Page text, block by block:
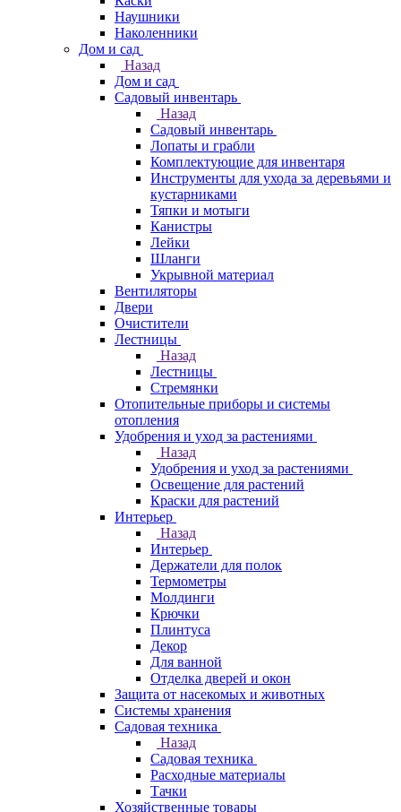
Наушники
Наколенники
Дом и сад
Назад
Дом и сад
Садовый инвентарь
Назад
Садовый инвентарь
Лопаты и грабли
Комплектующие для инвентаря
Инструменты для ухода за деревьями и
кустарниками
Тяпки и мотыги
Канистры
Лейки
Шланги
Укрывной материал
Вентиляторы
Двери
Очистители
Лестницы
Назад
Лестницы
Стремянки
Отопительные приборы и системы
отопления
Удобрения и уход за растениями
Назад
Удобрения и уход за растениями
Освещение для растений
Краски для растений
Интерьер
Назад
Интерьер
Держатели для полок
Термометры
Молдинги
Крючки
Плинтуса
Декор
Для ванной
Отделка дверей и окон
Защита от насекомых и животных
Системы хранения
Садовая техника
Назад
Садовая техника
Расходные материалы
Тачки
Хозяйственные товары